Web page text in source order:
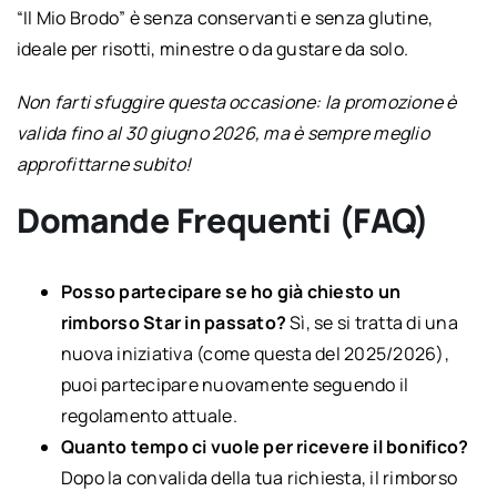
“Il Mio Brodo” è senza conservanti e senza glutine,
ideale per risotti, minestre o da gustare da solo.
Non farti sfuggire questa occasione: la promozione è
valida fino al 30 giugno 2026, ma è sempre meglio
approfittarne subito!
Domande Frequenti (FAQ)
Posso partecipare se ho già chiesto un
rimborso Star in passato?Sì, se si tratta di una
nuova iniziativa (come questa del 2025/2026),
puoi partecipare nuovamente seguendo il
regolamento attuale.
Quanto tempo ci vuole per ricevere il bonifico?
Dopo la convalida della tua richiesta, il rimborso